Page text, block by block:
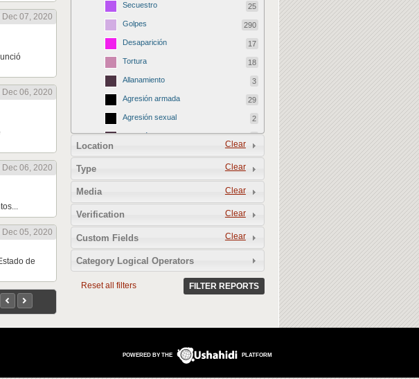
Dec 07, 2020
Dec 06, 2020
Dec 06, 2020
Dec 05, 2020
de
Secuestro 25
Golpes 290
Desaparición 17
Tortura 18
Allanamiento 3
Agresión armada 29
Agresión sexual 2
Agresión a familiares 9
Bloqueo de cobertura 68
21
Agresión jurídica 137
Detención arbitraria
Acoso legal 28
Citación para declarar
Requerimiento administrativo 2
Denuncia (penal)
Clear
Location
Clear
Type
Clear
Media
Clear
Verification
Clear
Custom Fields
Category Logical Operators
Reset all filters FILTER REPORTS
POWERED BY THE PLATFORM